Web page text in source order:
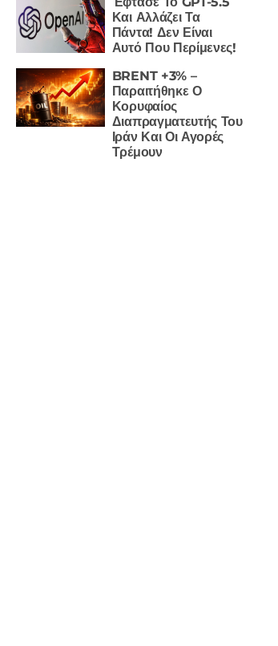
Και Αλλάζει Τα
Πάντα! Δεν Είναι
Αυτό Που Περίμενες!
BRENT +3% –
Παραιτήθηκε Ο
Κορυφαίος
Διαπραγματευτής Του
Ιράν Και Οι Αγορές
Τρέμουν